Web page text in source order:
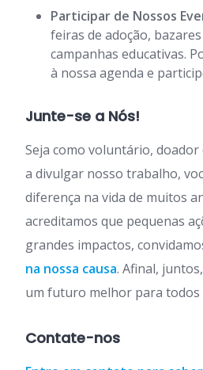
Participar de Nossos
feiras de adoção,
campanhas educativas.
à nossa agenda e
Junte-se a Nós!
Seja como voluntário,
a divulgar nosso trabalho,
diferença na vida de muitos
acreditamos que pequenas
grandes impactos,
na nossa causa. Afinal,
um futuro melhor para todos
Contate-nos